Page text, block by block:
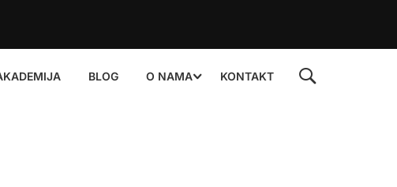
BLOG O NAMA KONTAKT